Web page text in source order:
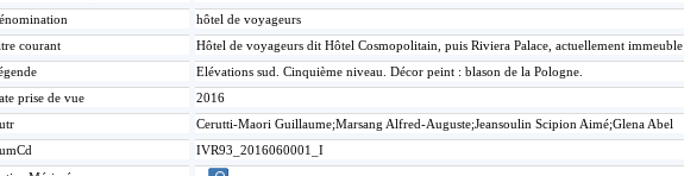
hôtel de voyageurs
courant
Hôtel de voyageurs dit Hôtel Cosmopolitain, puis Riviera Palace, actuellement immeuble
Elévations sud. Cinquième niveau. Décor peint : blason de la Pologne.
prise de vue
2016
Cerutti-Maori Guillaume;Marsang Alfred-Auguste;Jeansoulin Scipion Aimé;Glena Abel
IVR93_2016060001_I